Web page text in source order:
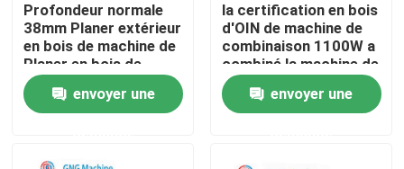
Profondeur normale
38mm Planer extérieur
en bois de machine de
Planer en bois de
précision
envoyer une
la certification en bois
d'OIN de machine de
combinaison 1100W a
combiné la machine de
Planer
envoyer une